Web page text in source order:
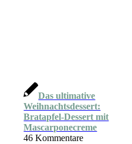
Das ultimative
Weihnachtsdessert:
Bratapfel-Dessert mit
Mascarponecreme
46 Kommentare